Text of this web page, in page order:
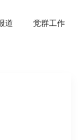
道 党群工作